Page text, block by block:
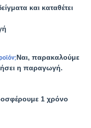
και καταθέτει
Ναι, παρακαλούμε
η παραγωγή.
1 χρόνο